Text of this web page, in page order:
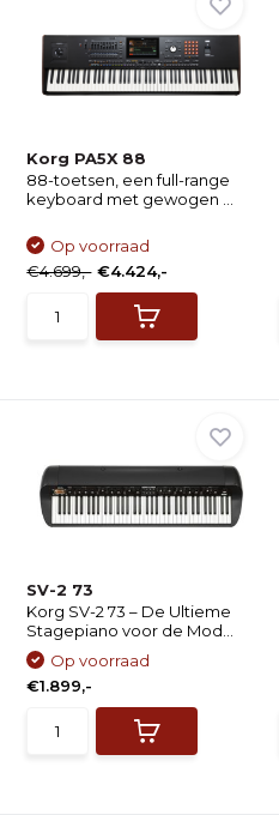
Korg PA5X 88
88-toetsen, een full-range
keyboard met gewogen ...
Op voorraad
€4.699,- €4.424,-
SV-2 73
Korg SV-2 73 – De Ultieme
Stagepiano voor de Mod...
Op voorraad
€1.899,-